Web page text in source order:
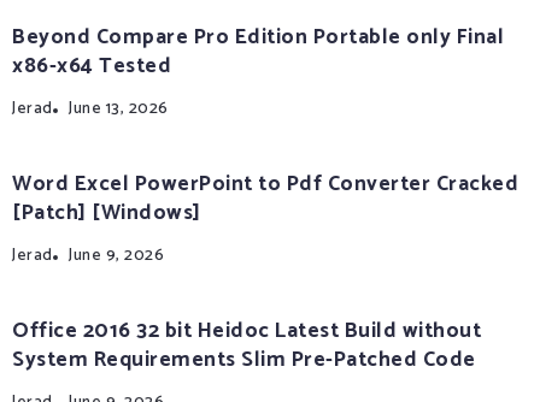
Beyond Compare Pro Edition Portable only Final
x86-x64 Tested
Jerad June 13, 2026
Word Excel PowerPoint to Pdf Converter Cracked
[Patch] [Windows]
Jerad June 9, 2026
Office 2016 32 bit Heidoc Latest Build without
System Requirements Slim Pre-Patched Code